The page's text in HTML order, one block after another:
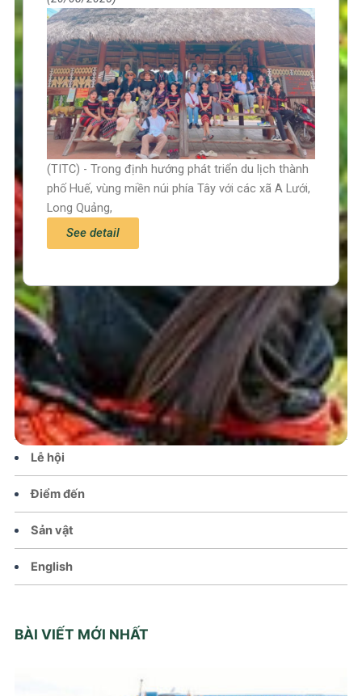
Trang chủ
Tin tức – Sự kiện
Chính sách
Văn hoá – Đời sống
Lễ hội
Điểm đến
Sản vật
English
BÀI VIẾT MỚI NHẤT
(TITC) - Trong định hướng phát triển du lịch thành
phố Huế, vùng miền núi phía Tây với các xã A Lưới,
Long Quảng,
See detail